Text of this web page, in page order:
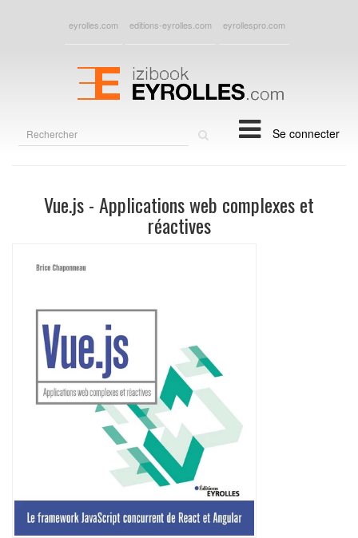
eyrolles.com editions-eyrolles.com eyrollespro.com
Se connecter
Vue.js - Applications web complexes et
réactives